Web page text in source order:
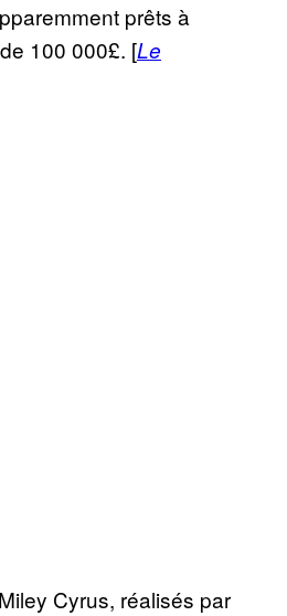
prêts à
100 000£. [Le
Cyrus, réalisés par